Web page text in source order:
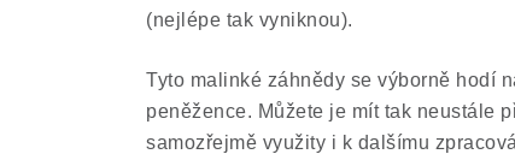
(nejlépe tak vyniknou).
Tyto malinké záhnědy se výborně hodí
peněžence. Můžete je mít tak neustále
samozřejmě využity i k dalšímu